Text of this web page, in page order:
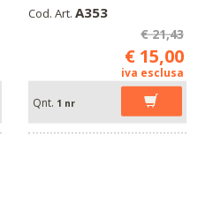
Cod. Art. A353
€ 21,43
€ 15,00
iva esclusa
Qnt. 1 nr